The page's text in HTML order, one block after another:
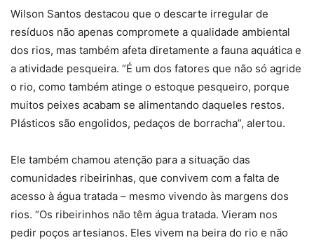
Wilson Santos destacou que o descarte irregular de
resíduos não apenas compromete a qualidade ambiental
dos rios, mas também afeta diretamente a fauna aquática e
a atividade pesqueira. “É um dos fatores que não só agride
o rio, como também atinge o estoque pesqueiro, porque
muitos peixes acabam se alimentando daqueles restos.
Plásticos são engolidos, pedaços de borracha”, alertou.
Ele também chamou atenção para a situação das
comunidades ribeirinhas, que convivem com a falta de
acesso à água tratada – mesmo vivendo às margens dos
rios. “Os ribeirinhos não têm água tratada. Vieram nos
pedir poços artesianos. Eles vivem na beira do rio e não